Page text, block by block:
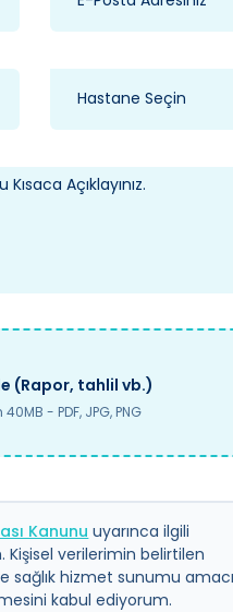
Hastane Seçin
(Rapor, tahlil vb.)
- PDF, JPG, PNG
Kanunu uyarınca ilgili
Kişisel verilerimin belirtilen
sağlık hizmet sunumu
kabul ediyorum.